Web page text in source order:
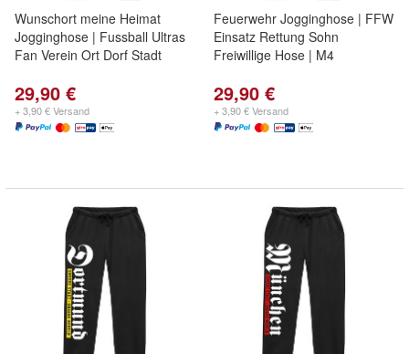
Wunschort meine Heimat
Jogginghose | Fussball Ultras
Fan Verein Ort Dorf Stadt
29,90 €
+ 3,90 € Versand
Feuerwehr Jogginghose | FFW
Einsatz Rettung Sohn
Freiwillige Hose | M4
29,90 €
+ 3,90 € Versand